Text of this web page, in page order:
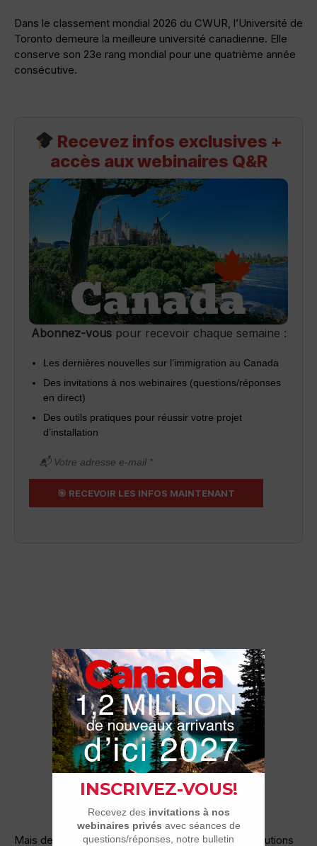
Dans le classement mondial 2026 du CWUR, l’Université de
Toronto demeure la meilleure université canadienne. Elle
conserve son 23e rang mondial pour une quatrième année
consécutive.
Recevez infos exclusives +
accès aux webinaires Q&R
Abonnez-vouspour recevoir chaque semaine :
Les dernières nouvelles sur l’immigration au Canada
Des invitations à nos webinaires (questions/réponses
en direct)
Des outils pratiques pour réussir votre projet
d’installation
Mais derrière cette stabilité, plusieurs grandes institutions